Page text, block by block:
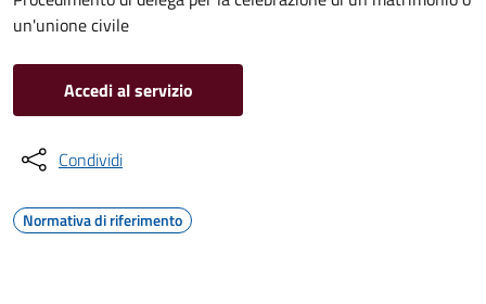
un'unione civile
Accedi al servizio
Condividi
Normativa di riferimento